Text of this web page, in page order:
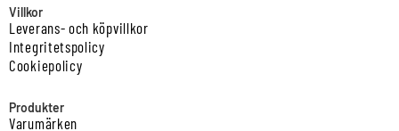
Villkor
Leverans- och köpvillkor
Integritetspolicy
Cookiepolicy
Produkter
Varumärken